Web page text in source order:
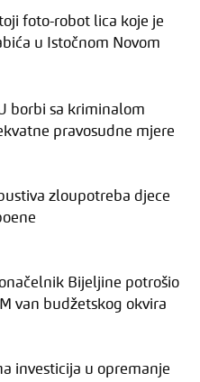
foto-robot lica koje je
u Istočnom Novom
borbi sa kriminalom
pravosudne mjere
zloupotreba djece
Bijeljine potrošio
van budžetskog okvira
investicija u opremanje